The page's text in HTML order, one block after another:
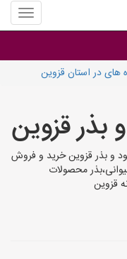
منوی
سایت
بذر
های در استان قزوین
بذر قزوین
و بذر قزوین خرید و فروش
محصولات
قزوین